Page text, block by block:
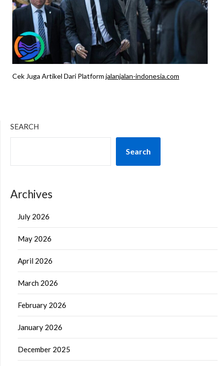
Cek Juga Artikel Dari Platform jalanjalan-indonesia.com
SEARCH
Search
Archives
July 2026
May 2026
April 2026
March 2026
February 2026
January 2026
December 2025